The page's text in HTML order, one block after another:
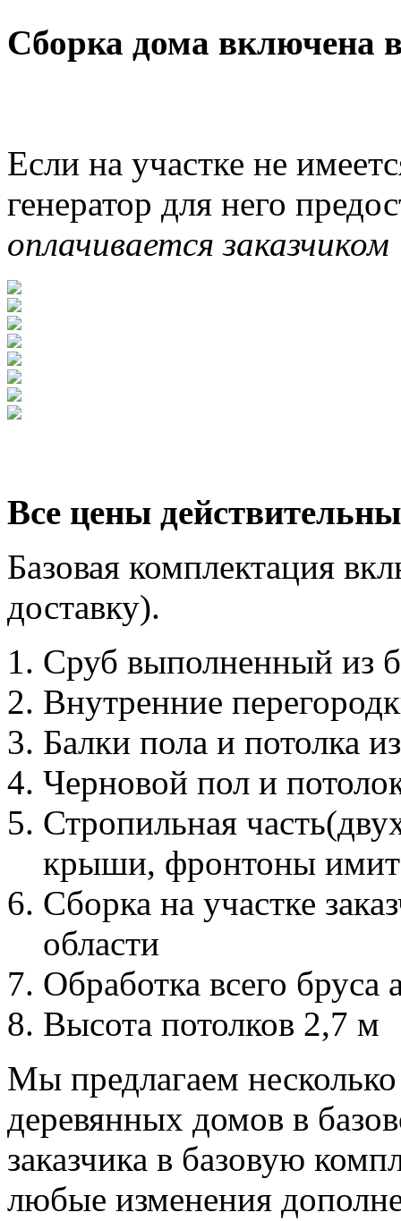
Сборка дома включена
Если на участке не
генератор для него
оплачивается заказчиком
Все цены
Базовая комплектация
доставку).
Сруб выполненный из
Внутренние
Балки пола и потолка
Черновой пол и
Стропильная
крыши, фронтоны
Сборка на участке
области
Обработка всего бруса
Высота потолков 2,7 м
Мы предлагаем
деревянных домов в
заказчика в базовую
любые изменения